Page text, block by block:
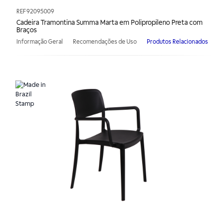
REF92095009
Cadeira Tramontina Summa Marta em Polipropileno Preta com
Braços
Informação Geral Recomendações de Uso Produtos Relacionados